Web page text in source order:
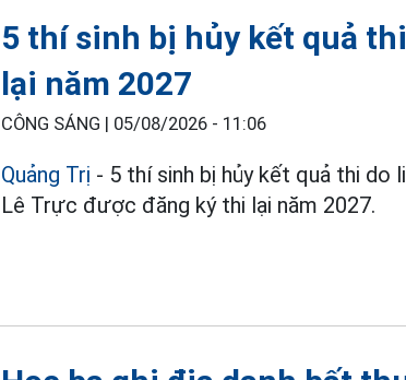
5 thí sinh bị hủy kết quả
lại năm 2027
CÔNG SÁNG | 05/08/2026 - 11:06
Quảng Trị - 5 thí sinh bị hủy kết quả thi
Lê Trực được đăng ký thi lại năm 2027.